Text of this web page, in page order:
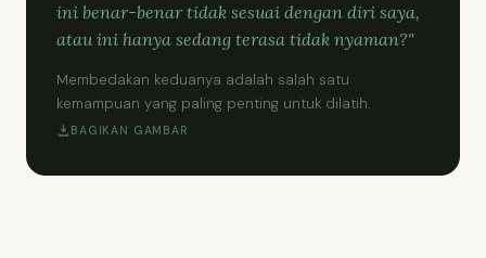
ini benar-benar tidak sesuai dengan diri saya,
atau ini hanya sedang terasa tidak nyaman?"
Membedakan keduanya adalah salah satu
kemampuan yang paling penting untuk dilatih.
BAGIKAN GAMBAR